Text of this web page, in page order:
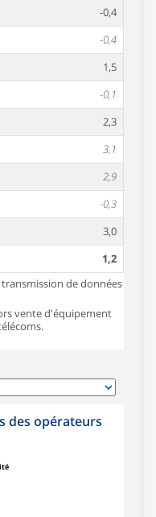
-0,4
-0,4
1,5
-0,1
2,3
3,1
2,9
-0,3
3,0
1,2
de données
vente d'équipement
des opérateurs